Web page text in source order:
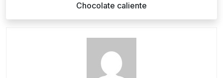
Chocolate caliente